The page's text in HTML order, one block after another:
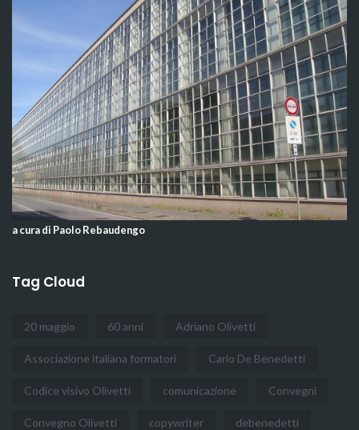
a cura di Paolo Rebaudengo
Tag Cloud
20 maggio 60 anni Adriano Olivetti
Associazione italiana formatori Carlo De Benedetti
Codice visivo Olivetti comunicazione Convegni
Convegno Olivetti copywriter debenedetti